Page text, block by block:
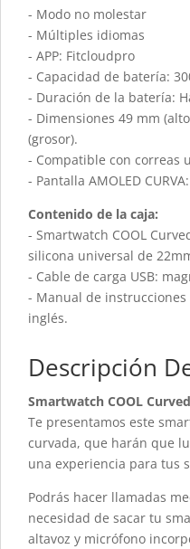
- Modo no molestar
- Múltiples idiomas
- APP: Fitcloudpro
- Capacidad de batería:
- Duración de la batería:
- Dimensiones 49 mm
(grosor).
- Compatible con correas
- Pantalla AMOLED
Contenido de la caja:
- Smartwatch COOL
silicona universal de
- Cable de carga USB:
- Manual de
inglés.
Descripción
Smartwatch COOL
Te presentamos este
curvada, que harán que
una experiencia para tus
Podrás hacer llamadas
necesidad de sacar tu
altavoz y micrófono